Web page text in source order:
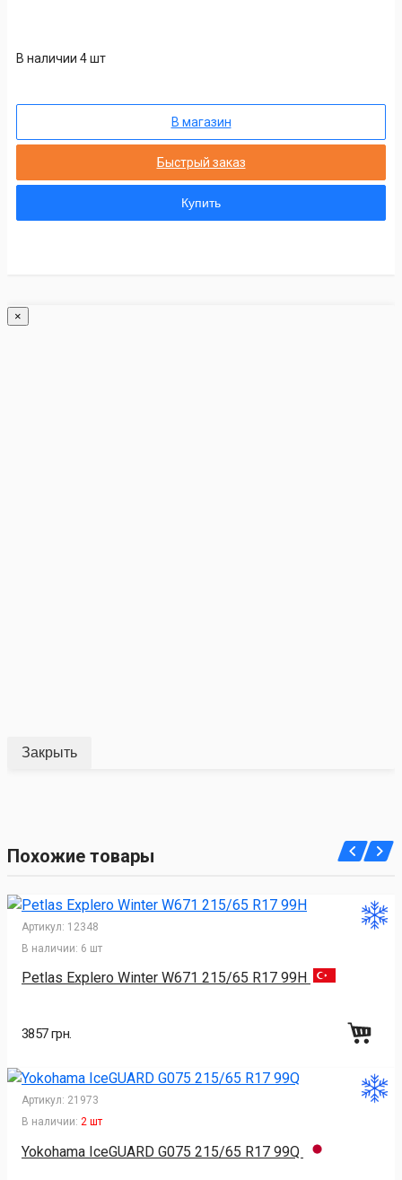
В наличии 4 шт
В магазин
Быстрый заказ
Купить
×
Закрыть
Похожие товары
Артикул: 12348
В наличии: 6 шт
Petlas Explero Winter W671 215/65 R17 99H
3857 грн.
Артикул: 21973
В наличии: 2 шт
Yokohama IceGUARD G075 215/65 R17 99Q